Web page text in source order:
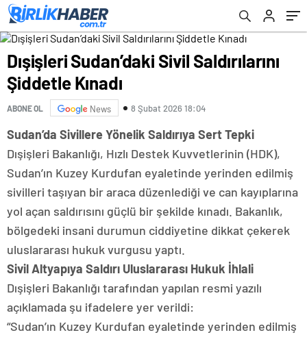
Dışişleri Sudan’daki Sivil Saldırılarını
Şiddetle Kınadı
ABONE OL News 8 Şubat 2026 18:04
Sudan’da Sivillere Yönelik Saldırıya Sert Tepki
Dışişleri Bakanlığı, Hızlı Destek Kuvvetlerinin (HDK),
Sudan’ın Kuzey Kurdufan eyaletinde yerinden edilmiş
sivilleri taşıyan bir araca düzenlediği ve can kayıplarına
yol açan saldırısını güçlü bir şekilde kınadı. Bakanlık,
bölgedeki insani durumun ciddiyetine dikkat çekerek
uluslararası hukuk vurgusu yaptı.
Sivil Altyapıya Saldırı Uluslararası Hukuk İhlali
Dışişleri Bakanlığı tarafından yapılan resmi yazılı
açıklamada şu ifadelere yer verildi:
“Sudan’ın Kuzey Kurdufan eyaletinde yerinden edilmiş